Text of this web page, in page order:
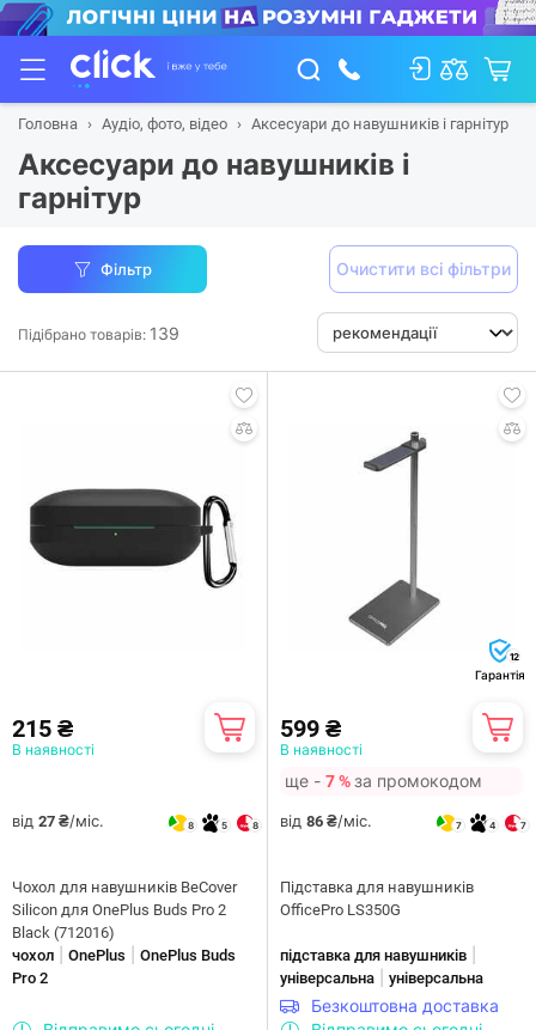
Головна Аудіо, фото, відео Аксесуари до навушників і гарнітур
Аксесуари до навушників і
гарнітур
Фільтр Очистити всі фільтри
Підібрано товарів: 139
215 ₴
В наявності
від 27 ₴/міс. 8 5 8
Чохол для навушників BeCover
Silicon для OnePlus Buds Pro 2
Black (712016)
чохол
OnePlus
OnePlus Buds
Pro 2
12
Гарантія
599 ₴
В наявності
ще - 7 %за промокодом
від 86 ₴/міс. 7 4 7
Підставка для навушників
OfficePro LS350G
підставка для навушників
універсальна універсальна
Безкоштовна доставка